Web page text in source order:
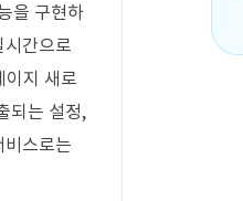
을 구현하
간으로
이지 새로
되는 설정,
스로는